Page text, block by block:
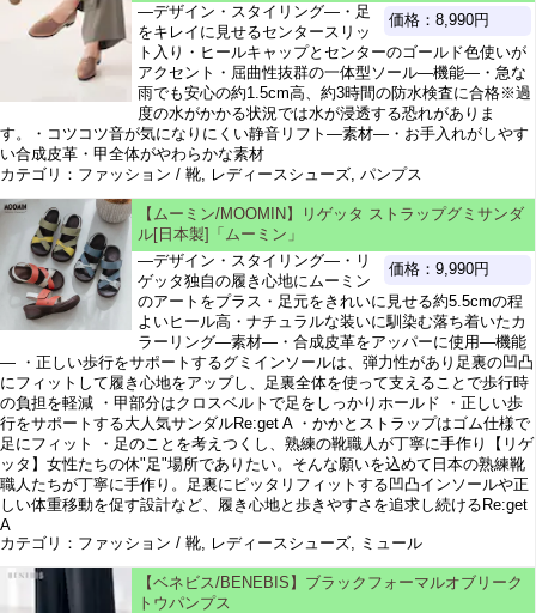
価格：8,990円
―デザイン・スタイリング―・足
をキレイに見せるセンタースリッ
ト入り・ヒールキャップとセンターのゴールド色使いが
アクセント・屈曲性抜群の一体型ソール―機能―・急な
雨でも安心の約1.5cm高、約3時間の防水検査に合格※過
度の水がかかる状況では水が浸透する恐れがありま
す。・コツコツ音が気になりにくい静音リフト―素材―・お手入れがしやす
い合成皮革・甲全体がやわらかな素材
カテゴリ：ファッション / 靴, レディースシューズ, パンプス
【ムーミン/MOOMIN】リゲッタ ストラップグミサンダ
ル[日本製]「ムーミン」
価格：9,990円
―デザイン・スタイリング―・リ
ゲッタ独自の履き心地にムーミン
のアートをプラス・足元をきれいに見せる約5.5cmの程
よいヒール高・ナチュラルな装いに馴染む落ち着いたカ
ラーリング―素材―・合成皮革をアッパーに使用―機能
― ・正しい歩行をサポートするグミインソールは、弾力性があり足裏の凹凸
にフィットして履き心地をアップし、足裏全体を使って支えることで歩行時
の負担を軽減 ・甲部分はクロスベルトで足をしっかりホールド ・正しい歩
行をサポートする大人気サンダルRe:get A ・かかとストラップはゴム仕様で
足にフィット ・足のことを考えつくし、熟練の靴職人が丁寧に手作り【リゲ
ッタ】女性たちの休"足"場所でありたい。そんな願いを込めて日本の熟練靴
職人たちが丁寧に手作り。足裏にピッタリフィットする凹凸インソールや正
しい体重移動を促す設計など、履き心地と歩きやすさを追求し続けるRe:get
A
カテゴリ：ファッション / 靴, レディースシューズ, ミュール
【ベネビス/BENEBIS】ブラックフォーマルオブリーク
トウパンプス